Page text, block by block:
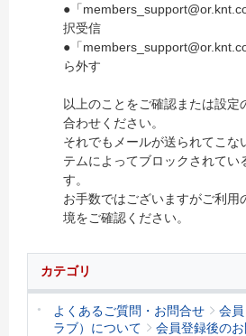
●「
択受信
●「
ら外す
以上のことをご確認または設定
合わせください。
それでもメールが送られてこな
テムによってブロックされてい
す。
お手数ではございますがご利用
境をご確認ください。
カテゴリ
よくあるご質問・お問合せ
会
ラブ）について
会員登録後の